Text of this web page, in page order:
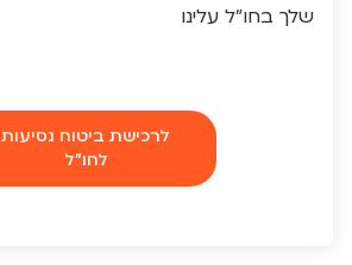
שלך בחו"ל עלינו
לרכישת ביטוח נסיעות
לחו"ל